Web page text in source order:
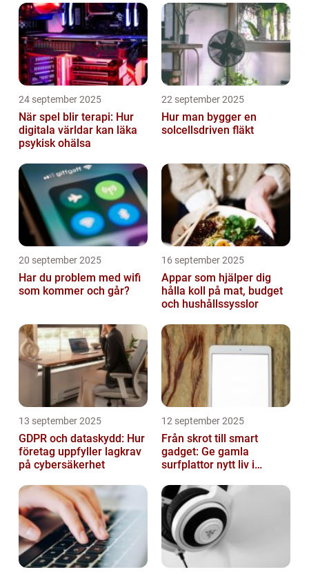
24 september 2025
När spel blir terapi: Hur
digitala världar kan läka
psykisk ohälsa
22 september 2025
Hur man bygger en
solcellsdriven fläkt
20 september 2025
Har du problem med wifi
som kommer och går?
16 september 2025
Appar som hjälper dig
hålla koll på mat, budget
och hushållssysslor
13 september 2025
GDPR och dataskydd: Hur
företag uppfyller lagkrav
på cybersäkerhet
12 september 2025
Från skrot till smart
gadget: Ge gamla
surfplattor nytt liv i